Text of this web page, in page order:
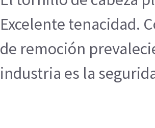
Excelente tenacidad.
de remoción
industria es la